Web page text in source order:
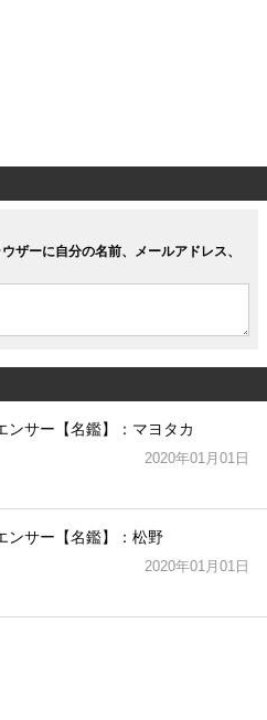
ザーに自分の名前、メールアドレス、
ンサー【名鑑】：マヨタカ
2020年01月01日
ンサー【名鑑】：松野
2020年01月01日